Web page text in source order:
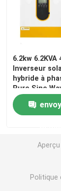
6.2kw 6.2KVA
Inverseur
hybride à
Pure Sine
MPPT avec
sortie pour
intelligente
Aperçu
Politique